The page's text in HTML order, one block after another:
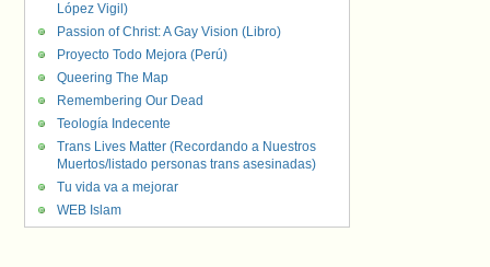
López Vigil)
Passion of Christ: A Gay Vision (Libro)
Proyecto Todo Mejora (Perú)
Queering The Map
Remembering Our Dead
Teología Indecente
Trans Lives Matter (Recordando a Nuestros
Muertos/listado personas trans asesinadas)
Tu vida va a mejorar
WEB Islam